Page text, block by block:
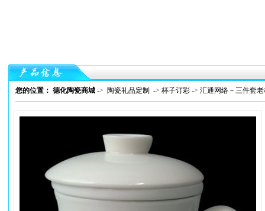
您的位置： 德化陶瓷商城 -> 陶瓷礼品定制 -> 杯子订彩 -> 汇通网络－三件套